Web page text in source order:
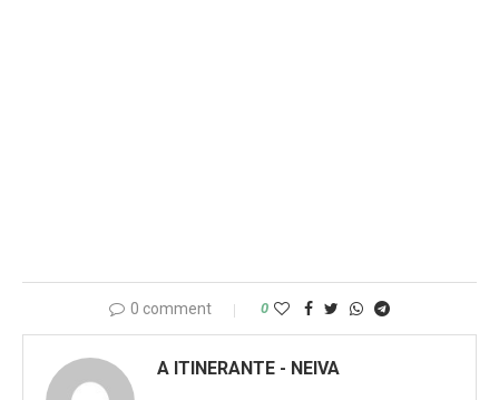
0 comment 0
A ITINERANTE - NEIVA